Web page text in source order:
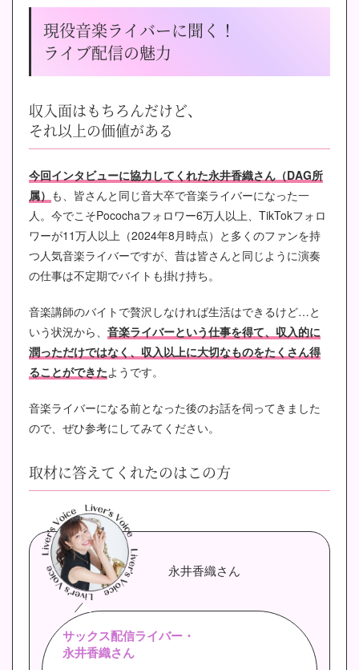
現役音楽ライバーに聞く！
ライブ配信の魅力
収入面はもちろんだけど、
それ以上の価値がある
今回インタビューに協力してくれた永井香織さん（DAG所
属） も、皆さんと同じ音大卒で音楽ライバーになった一
人。 今でこそPocochaフォロワー6万人以上、TikTokフォロ
ワーが11万人以上（2024年8月時点）と多くのファンを持
つ人気音楽ライバーですが、昔は皆さんと同じように演奏
の仕事は不定期でバイトも掛け持ち。
音楽講師のバイトで贅沢しなければ生活はできるけど…と
いう状況から、 音楽ライバーという仕事を得て、収入的に
潤っただけではなく、収入以上に大切なものをたくさん得
ることができたようです。
音楽ライバーになる前となった後のお話を伺ってきました
ので、ぜひ参考にしてみてください。
取材に答えてくれたのはこの方
永井香織さん
サックス配信ライバー・
永井香織さん